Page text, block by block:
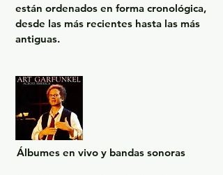
están ordenados en forma cronológica,
desde las más recientes hasta las más
antiguas.
Álbumes en vivo y bandas sonoras